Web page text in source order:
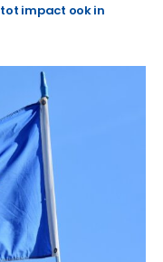
impact ook in